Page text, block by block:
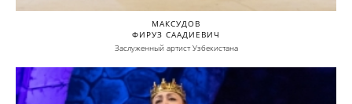
МАКСУДОВ
ФИРУЗ СААДИЕВИЧ
Заслуженный артист Узбекистана